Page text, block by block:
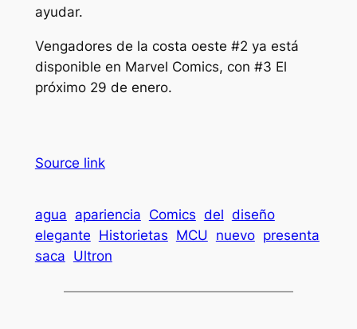
ayudar.
Vengadores de la costa oeste #2 ya está
disponible en Marvel Comics, con #3 El
próximo 29 de enero.
Source link
agua apariencia Comics del diseño
elegante Historietas MCU nuevo presenta
saca Ultron